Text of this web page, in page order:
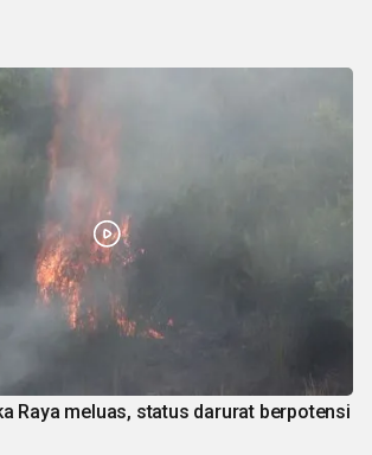
Raya meluas, status darurat berpotensi